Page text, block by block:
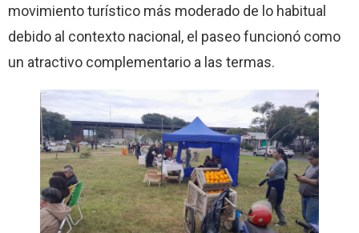
movimiento turístico más moderado de lo habitual
debido al contexto nacional, el paseo funcionó como
un atractivo complementario a las termas.